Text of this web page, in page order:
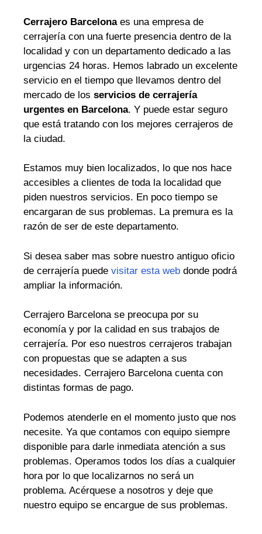
Cerrajero Barcelonaes una empresa de
cerrajería con una fuerte presencia dentro de la
localidad y con un departamento dedicado a las
urgencias 24 horas. Hemos labrado un excelente
servicio en el tiempo que llevamos dentro del
mercado de los servicios de cerrajería
urgentes en Barcelona. Y puede estar seguro
que está tratando con los mejores cerrajeros de
la ciudad.
Estamos muy bien localizados, lo que nos hace
accesibles a clientes de toda la localidad que
piden nuestros servicios. En poco tiempo se
encargaran de sus problemas. La premura es la
razón de ser de este departamento.
Si desea saber mas sobre nuestro antiguo oficio
de cerrajería puede visitar esta web donde podrá
ampliar la información.
Cerrajero Barcelona se preocupa por su
economía y por la calidad en sus trabajos de
cerrajería. Por eso nuestros cerrajeros trabajan
con propuestas que se adapten a sus
necesidades. Cerrajero Barcelona cuenta con
distintas formas de pago.
Podemos atenderle en el momento justo que nos
necesite. Ya que contamos con equipo siempre
disponible para darle inmediata atención a sus
problemas. Operamos todos los días a cualquier
hora por lo que localizarnos no será un
problema. Acérquese a nosotros y deje que
nuestro equipo se encargue de sus problemas.